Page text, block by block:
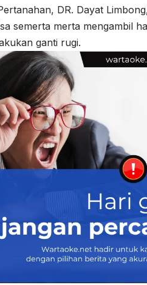
DR. Dayat
semerta merta mengambil
ganti rugi.